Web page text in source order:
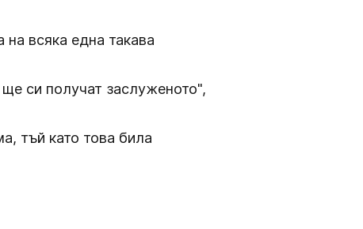
всяка една такава
си получат заслуженото",
тъй като това била